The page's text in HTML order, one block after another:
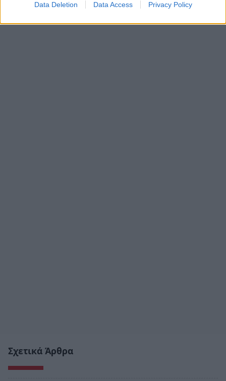
Data Deletion Data Access Privacy Policy
Σχετικά Άρθρα